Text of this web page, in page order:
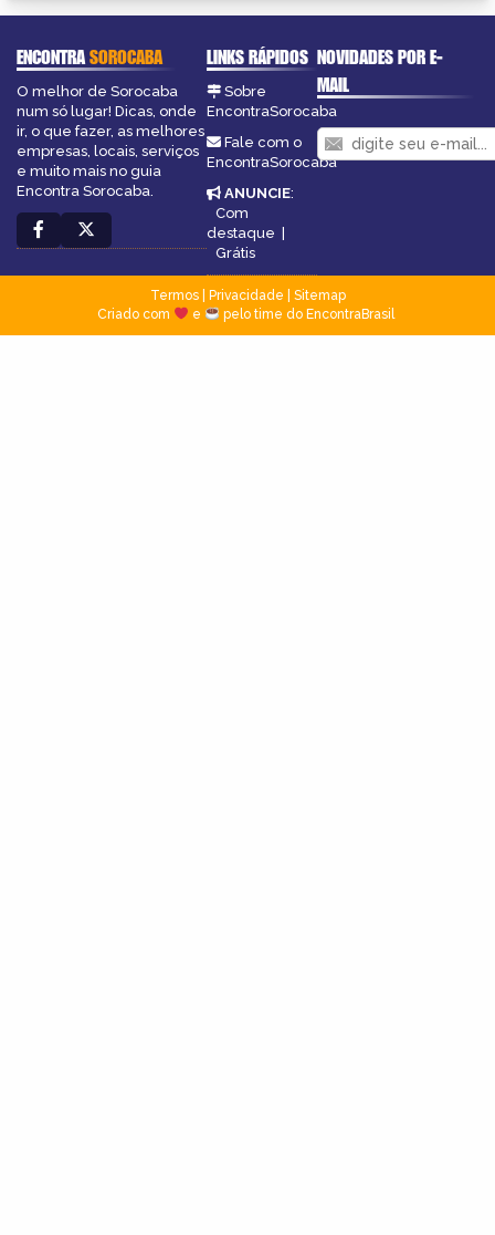
ENCONTRASOROCABA
O melhor de Sorocaba
num só lugar! Dicas, onde
ir, o que fazer, as melhores
empresas, locais, serviços
e muito mais no guia
Encontra Sorocaba.
LINKS RÁPIDOS
Sobre
EncontraSorocaba
Fale com o
EncontraSorocaba
ANUNCIE:
Com
destaque |
Grátis
NOVIDADES POR E-
MAIL
Termos| Privacidade
Sitemap
Criado com
e pelo time do EncontraBrasil